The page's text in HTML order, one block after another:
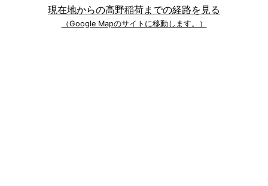
現在地からの高野稲荷までの経路を見る
（Google Mapのサイトに移動します。）